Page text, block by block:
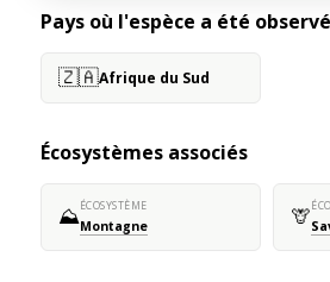
Pays où l'espèce a été
🇿🇦Afrique du Sud
Écosystèmes associés
⛰️ÉCOSYSTÈME
Montagne 🦒